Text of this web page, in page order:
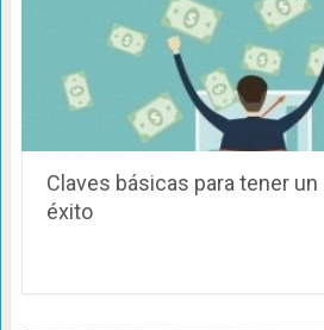
Claves básicas para tener
éxito